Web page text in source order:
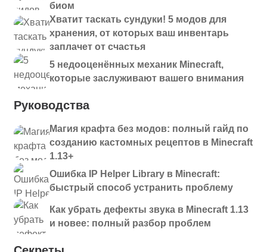
биом
Хватит таскать сундуки! 5 модов для
хранения, от которых ваш инвентарь
заплачет от счастья
5 недооценённых механик Minecraft,
которые заслуживают вашего внимания
Руководства
Магия крафта без модов: полный гайд по
созданию кастомных рецептов в Minecraft
1.13+
Ошибка IP Helper Library в Minecraft:
быстрый способ устранить проблему
Как убрать дефекты звука в Minecraft 1.13
и новее: полный разбор проблем